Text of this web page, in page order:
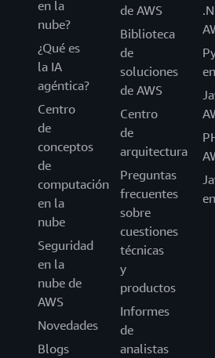
en la
nube?
¿Qué es
la IA
agéntica?
Centro
de
conceptos
de
computación
en la
nube
Seguridad
en la
nube de
AWS
Novedades
Blogs
de AWS
Biblioteca
de
soluciones
de AWS
Centro
de
arquitectura
Preguntas
frecuentes
sobre
cuestiones
técnicas
y
productos
Informes
de
analistas